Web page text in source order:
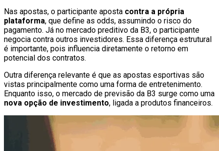
Nas apostas, o participante aposta contra a própria
plataforma, que define as odds, assumindo o risco do
pagamento. Já no mercado preditivo da B3, o participante
negocia contra outros investidores. Essa diferença estrutural
é importante, pois influencia diretamente o retorno em
potencial dos contratos.
Outra diferença relevante é que as apostas esportivas são
vistas principalmente como uma forma de entretenimento.
Enquanto isso, o mercado de previsão da B3 surge como uma
nova opção de investimento, ligada a produtos financeiros.